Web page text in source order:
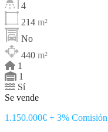
4
214 m²
No
440 m²
1
1
Sí
Se vende
1.150.000€ + 3% Comisión